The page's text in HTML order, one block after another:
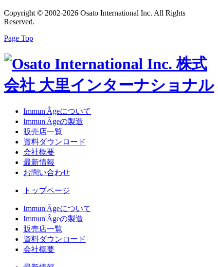
Copyright © 2002-2026 Osato International Inc. All Rights
Reserved.
Page Top
Immun'Âgeについて
Immun'Âgeの製造
販売店一覧
資料ダウンロード
会社概要
最新情報
お問い合わせ
トップページ
Immun'Âgeについて
Immun'Âgeの製造
販売店一覧
資料ダウンロード
会社概要